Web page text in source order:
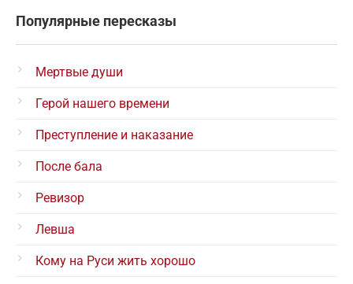
Популярные пересказы
Мертвые души
Герой нашего времени
Преступление и наказание
После бала
Ревизор
Левша
Кому на Руси жить хорошо